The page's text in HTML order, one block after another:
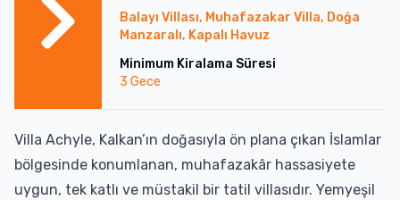
Balayı Villası, Muhafazakar Villa, Doğa
Manzaralı, Kapalı Havuz
Minimum Kiralama Süresi
3 Gece
Villa Achyle, Kalkan’ın doğasıyla ön plana çıkan İslamlar
bölgesinde konumlanan, muhafazakâr hassasiyete
uygun, tek katlı ve müstakil bir tatil villasıdır. Yemyeşil